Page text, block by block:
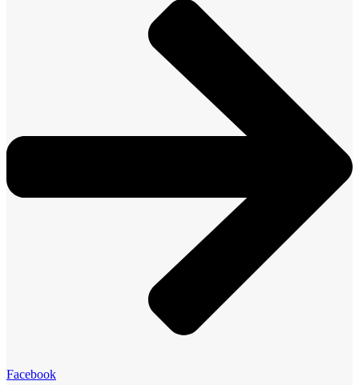
Facebook